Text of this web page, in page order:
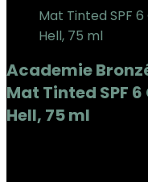
Academie
Mat Tinted SPF
Hell, 75 ml